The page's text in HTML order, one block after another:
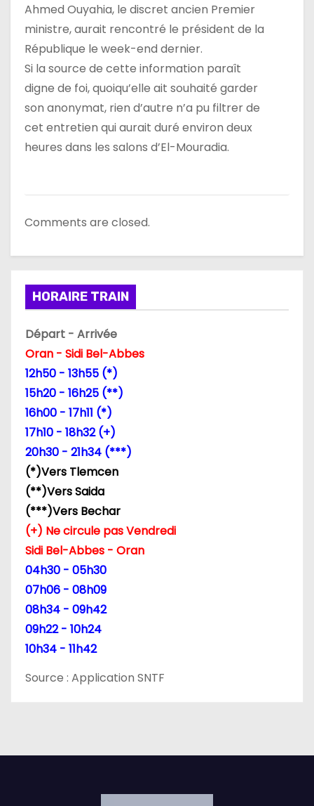
Ahmed Ouyahia, le discret ancien Premier
ministre, aurait rencontré le président de la
République le week-end dernier.
Si la source de cette information paraît
digne de foi, quoiqu’elle ait souhaité garder
son anonymat, rien d’autre n’a pu filtrer de
cet entretien qui aurait duré environ deux
heures dans les salons d’El-Mouradia.
Comments are closed.
HORAIRE TRAIN
Départ - Arrivée
Oran - Sidi Bel-Abbes
12h50 - 13h55 (*)
15h20 - 16h25 (**)
16h00 - 17h11 (*)
17h10 - 18h32 (+)
20h30 - 21h34 (***)
(*)Vers Tlemcen
(**)Vers Saida
(***)Vers Bechar
(+) Ne circule pas Vendredi
Sidi Bel-Abbes - Oran
04h30 - 05h30
07h06 - 08h09
08h34 - 09h42
09h22 - 10h24
10h34 - 11h42
Source : Application SNTF